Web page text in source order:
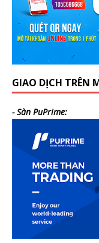
GIAO DỊCH TRÊN
- Sàn PuPrime: